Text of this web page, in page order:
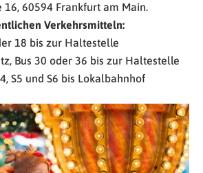
16, 60594 Frankfurt am Main.
Verkehrsmitteln:
18 bis zur Haltestelle
Bus 30 oder 36 bis zur Haltestelle
S5 und S6 bis Lokalbahnhof